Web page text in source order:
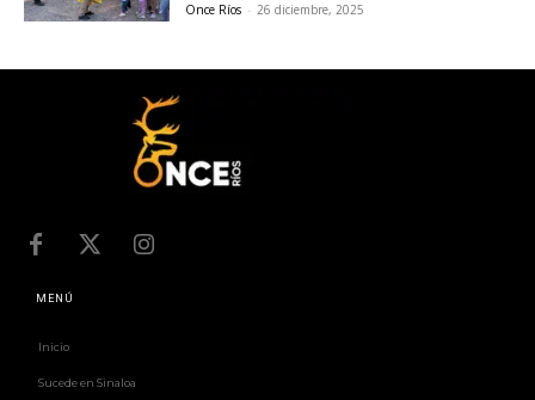
Once Ríos - 26 diciembre, 2025
MENÚ
Inicio
Sucede en Sinaloa